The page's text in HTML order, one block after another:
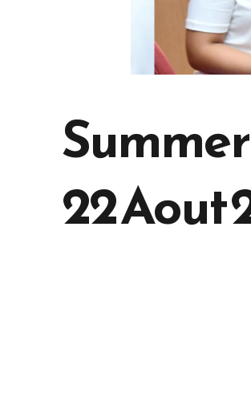
Summer
22 Aout